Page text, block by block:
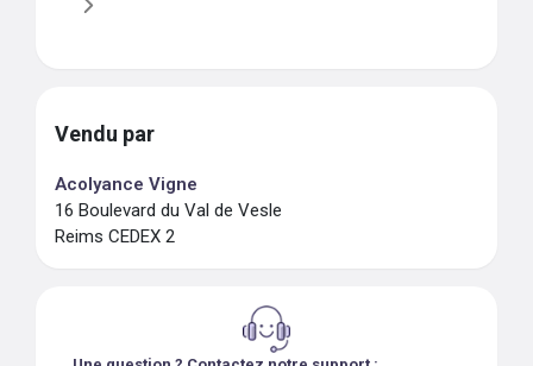
Vendu par
Acolyance Vigne
16 Boulevard du Val de Vesle
Reims CEDEX 2